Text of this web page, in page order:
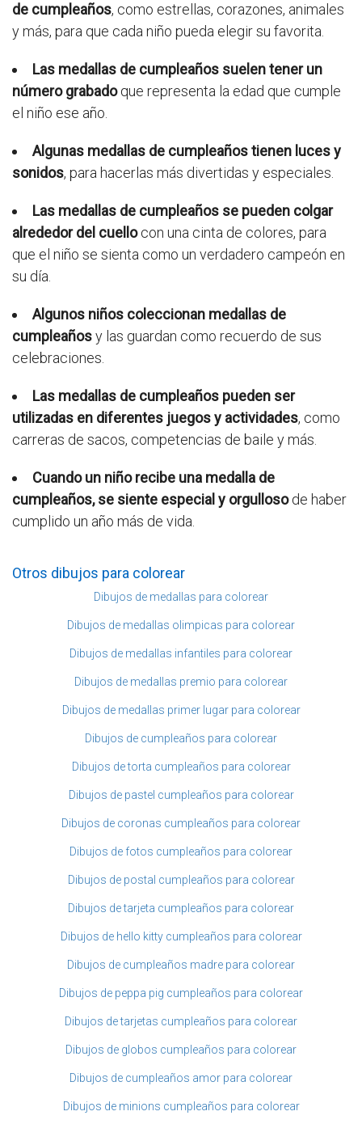
de cumpleaños, como estrellas, corazones, animales
y más, para que cada niño pueda elegir su favorita.
Las medallas de cumpleaños suelen tener un
número grabadoque representa la edad que cumple
el niño ese año.
Algunas medallas de cumpleaños tienen luces y
sonidos, para hacerlas más divertidas y especiales.
Las medallas de cumpleaños se pueden colgar
alrededor del cuellocon una cinta de colores, para
que el niño se sienta como un verdadero campeón en
su día.
Algunos niños coleccionan medallas de
cumpleañosy las guardan como recuerdo de sus
celebraciones.
Las medallas de cumpleaños pueden ser
utilizadas en diferentes juegos y actividades, como
carreras de sacos, competencias de baile y más.
Cuando un niño recibe una medalla de
cumpleaños, se siente especial y orgullosode haber
cumplido un año más de vida.
Otros dibujos para colorear
Dibujos de medallas para colorear
Dibujos de medallas olimpicas para colorear
Dibujos de medallas infantiles para colorear
Dibujos de medallas premio para colorear
Dibujos de medallas primer lugar para colorear
Dibujos de cumpleaños para colorear
Dibujos de torta cumpleaños para colorear
Dibujos de pastel cumpleaños para colorear
Dibujos de coronas cumpleaños para colorear
Dibujos de fotos cumpleaños para colorear
Dibujos de postal cumpleaños para colorear
Dibujos de tarjeta cumpleaños para colorear
Dibujos de hello kitty cumpleaños para colorear
Dibujos de cumpleaños madre para colorear
Dibujos de peppa pig cumpleaños para colorear
Dibujos de tarjetas cumpleaños para colorear
Dibujos de globos cumpleaños para colorear
Dibujos de cumpleaños amor para colorear
Dibujos de minions cumpleaños para colorear